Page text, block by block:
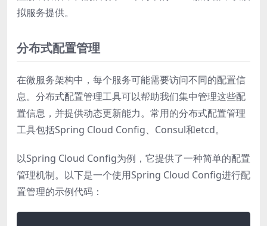
拟服务提供。
分布式配置管理
在微服务架构中，每个服务可能需要访问不同的配置信
息。分布式配置管理工具可以帮助我们集中管理这些配
置信息，并提供动态更新能力。常用的分布式配置管理
工具包括Spring Cloud Config、Consul和etcd。
以Spring Cloud Config为例，它提供了一种简单的配置
管理机制。以下是一个使用Spring Cloud Config进行配
置管理的示例代码：